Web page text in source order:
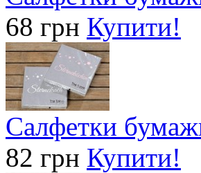
68 грн Купити!
Салфетки
82 грн Купити!